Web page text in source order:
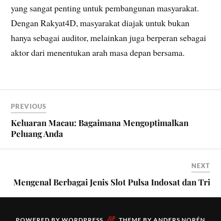
yang sangat penting untuk pembangunan masyarakat.
Dengan Rakyat4D, masyarakat diajak untuk bukan
hanya sebagai auditor, melainkan juga berperan sebagai
aktor dari menentukan arah masa depan bersama.
PREVIOUS
Keluaran Macau: Bagaimana Mengoptimalkan
Peluang Anda
NEXT
Mengenal Berbagai Jenis Slot Pulsa Indosat dan Tri